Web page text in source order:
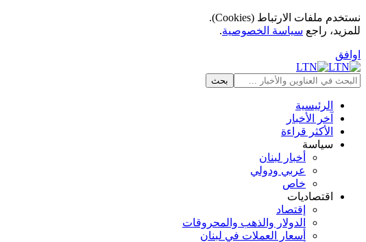
نستخدم ملفات الارتباط (Cookies).
للمزيد، راجع سياسة الخصوصية.
اوافق
الرئيسية
آخر الأخبار
الأكثر قراءة
سياسة
أخبار لبنان
عربي ودولي
خاص
اقتصاديات
إقتصاد
الدولار والذهب والمحروقات
أسعار العملات في لبنان